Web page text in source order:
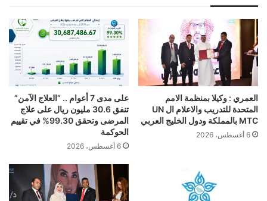
العمري : وكيلا بمنظمة الامم
المتحدة للتدريب والاعلام ال UN
MTC بالمملكة ودول الخليج العربي
6 أغسطس، 2026
على مدى 7 أعوام .. “العلاج الآمن”
تنفق 30.6 مليون ريال على علاج
المرضى وتحقق 99.30% في تقييم
الحوكمة
6 أغسطس، 2026